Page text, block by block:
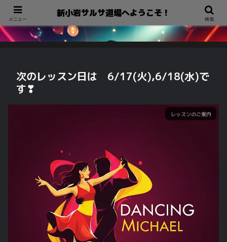
新小岩サルサ道場へようこそ！
次のレッスン日は 6/17(火),6/18(水)で
す❣
レッスンのご案内
メニュー
新小岩サルサ道場へようこそ！
検索